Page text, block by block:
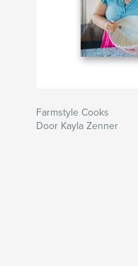
Farmstyle Cooks
Door Kayla Zenner